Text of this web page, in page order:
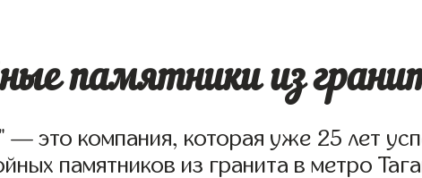
памятники из
— это компания, которая уже 25 лет
памятников из гранита в метро